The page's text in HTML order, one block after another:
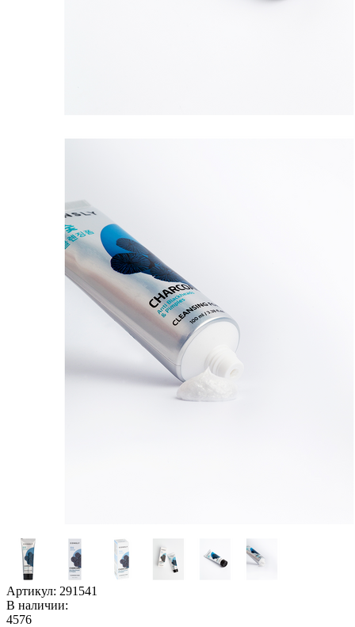
Артикул: 291541
В наличии:
4576